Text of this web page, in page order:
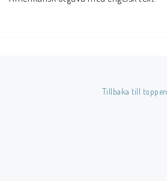
Tillbaka till toppen